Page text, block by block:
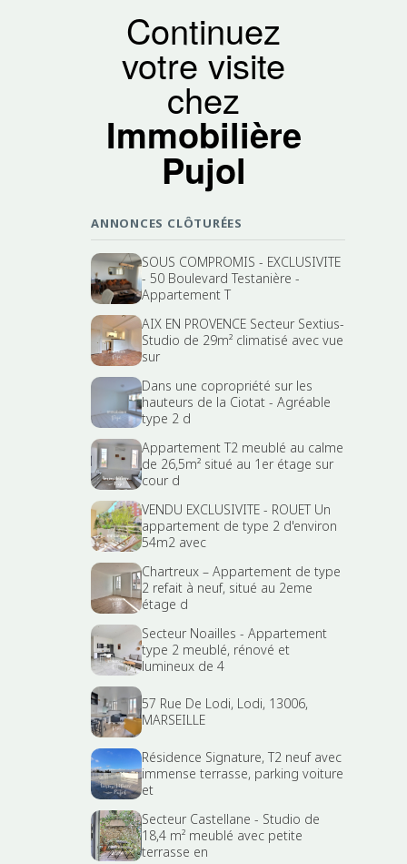
Continuez
votre visite
chez
Immobilière
Pujol
ANNONCES CLÔTURÉES
SOUS COMPROMIS - EXCLUSIVITE
- 50 Boulevard Testanière -
Appartement T
AIX EN PROVENCE Secteur Sextius-
Studio de 29m² climatisé avec vue
sur
Dans une copropriété sur les
hauteurs de la Ciotat - Agréable
type 2 d
Appartement T2 meublé au calme
de 26,5m² situé au 1er étage sur
cour d
VENDU EXCLUSIVITE - ROUET Un
appartement de type 2 d'environ
54m2 avec
Chartreux – Appartement de type
2 refait à neuf, situé au 2eme
étage d
Secteur Noailles - Appartement
type 2 meublé, rénové et
lumineux de 4
57 Rue De Lodi, Lodi, 13006,
MARSEILLE
Résidence Signature, T2 neuf avec
immense terrasse, parking voiture
et
Secteur Castellane - Studio de
18,4 m² meublé avec petite
terrasse en